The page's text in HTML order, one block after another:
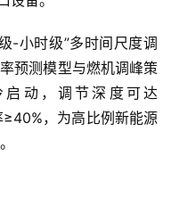
-小时级”多时间尺度调
预测模型与燃机调峰策
启动，调节深度可达
，为高比例新能源